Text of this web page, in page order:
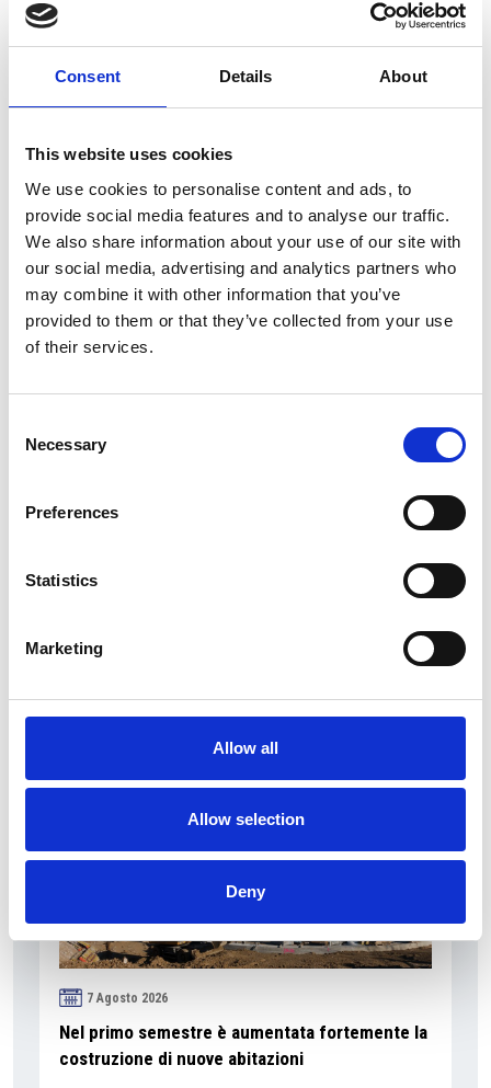
Consent Details About
This website uses cookies
We use cookies to personalise content and ads, to
provide social media features and to analyse our traffic.
We also share information about your use of our site with
our social media, advertising and analytics partners who
may combine it with other information that you’ve
provided to them or that they’ve collected from your use
of their services.
Selection
Necessary
Preferences
Statistics
Marketing
Allow all
Allow selection
Deny
Il vino italiano rimane leader sul mercato ceco
Italia
Repubblica Ceca
semestre
Repubblica Ceca
7 Agosto 2026
Nel primo semestre è aumentata fortemente la
costruzione di nuove abitazioni